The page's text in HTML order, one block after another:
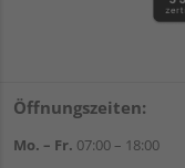
Öffnungszeiten:
Mo. – Fr. 07:00 – 18:00